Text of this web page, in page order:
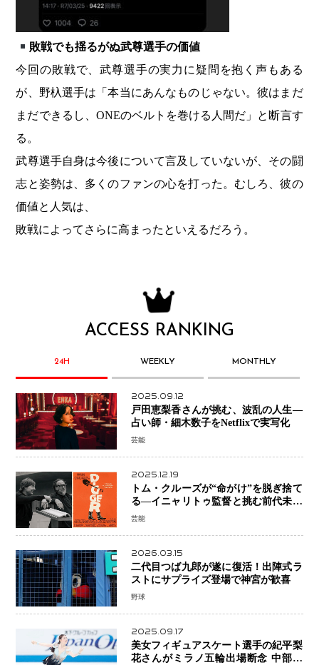
敗戦でも揺るがぬ武尊選手の価値
今回の敗戦で、武尊選手の実力に疑問を抱く声もある
が、野杁選手は「本当にあんなものじゃない。彼はまだ
まだできるし、ONEのベルトを巻ける人間だ」と断言す
る。
武尊選手自身は今後について言及していないが、その闘
志と姿勢は、多くのファンの心を打った。むしろ、彼の
価値と人気は、
敗戦によってさらに高まったといえるだろう。
ACCESS RANKING
24H WEEKLY MONTHLY
2025.09.12
戸田恵梨香さんが挑む、波乱の人生―
占い師・細木数子をNetflixで実写化
芸能
2025.12.19
トム・クルーズが“命がけ”を脱ぎ捨て
る―イニャリトゥ監督と挑む前代未聞
の大惨事コメディ「DIGGER ディガ
芸能
2026.03.15
二代目つば九郎が遂に復活！出陣式ラ
ストにサプライズ登場で神宮が歓喜
野球
2025.09.17
美女フィギュアスケート選手の紀平梨
花さんがミラノ五輪出場断念 中部選